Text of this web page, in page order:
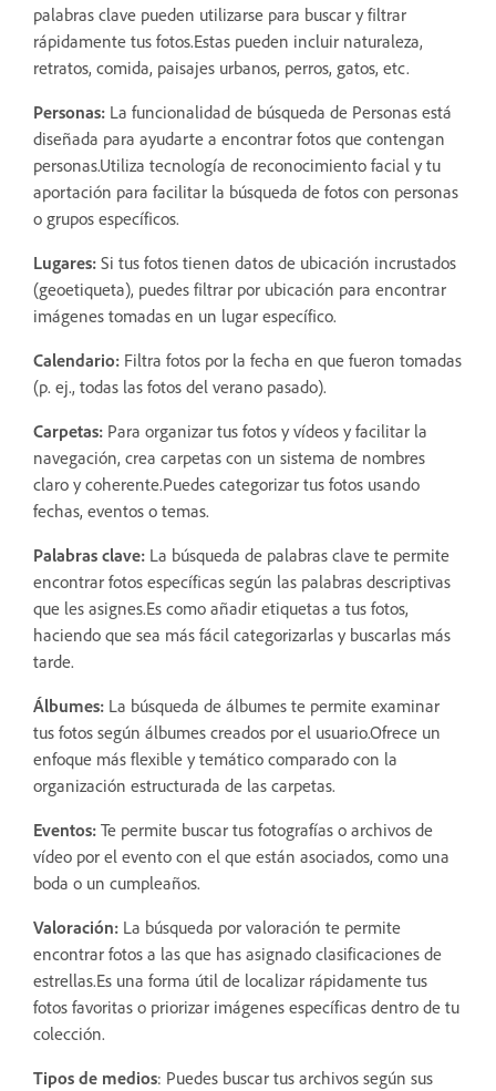
palabras clave pueden utilizarse para buscar y filtrar
rápidamente tus fotos.Estas pueden incluir naturaleza,
retratos, comida, paisajes urbanos, perros, gatos, etc.
Personas: La funcionalidad de búsqueda de Personas está
diseñada para ayudarte a encontrar fotos que contengan
personas.Utiliza tecnología de reconocimiento facial y tu
aportación para facilitar la búsqueda de fotos con personas
o grupos específicos.
Lugares: Si tus fotos tienen datos de ubicación incrustados
(geoetiqueta), puedes filtrar por ubicación para encontrar
imágenes tomadas en un lugar específico.
Calendario: Filtra fotos por la fecha en que fueron tomadas
(p. ej., todas las fotos del verano pasado).
Carpetas: Para organizar tus fotos y vídeos y facilitar la
navegación, crea carpetas con un sistema de nombres
claro y coherente.Puedes categorizar tus fotos usando
fechas, eventos o temas.
Palabras clave: La búsqueda de palabras clave te permite
encontrar fotos específicas según las palabras descriptivas
que les asignes.Es como añadir etiquetas a tus fotos,
haciendo que sea más fácil categorizarlas y buscarlas más
tarde.
Álbumes: La búsqueda de álbumes te permite examinar
tus fotos según álbumes creados por el usuario.Ofrece un
enfoque más flexible y temático comparado con la
organización estructurada de las carpetas.
Eventos: Te permite buscar tus fotografías o archivos de
vídeo por el evento con el que están asociados, como una
boda o un cumpleaños.
Valoración: La búsqueda por valoración te permite
encontrar fotos a las que has asignado clasificaciones de
estrellas.Es una forma útil de localizar rápidamente tus
fotos favoritas o priorizar imágenes específicas dentro de tu
colección.
Tipos de medios: Puedes buscar tus archivos según sus